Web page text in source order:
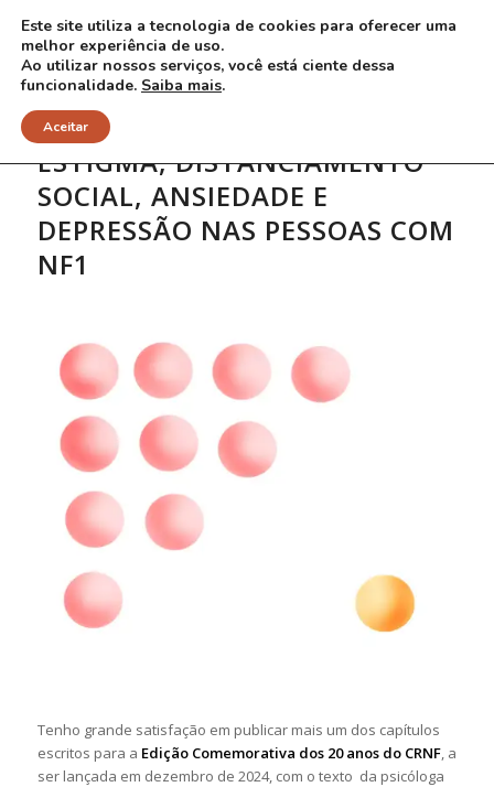
ESTIGMA, DISTANCIAMENTO
SOCIAL, ANSIEDADE E
DEPRESSÃO NAS PESSOAS COM
NF1
Tenho grande satisfação em publicar mais um dos capítulos
escritos para a Edição Comemorativa dos 20 anos do CRNF, a
ser lançada em dezembro de 2024, com o texto da psicóloga
Este site utiliza a tecnologia de cookies para oferecer uma
melhor experiência de uso.
Ao utilizar nossos serviços, você está ciente dessa
funcionalidade. Saiba mais.
Aceitar